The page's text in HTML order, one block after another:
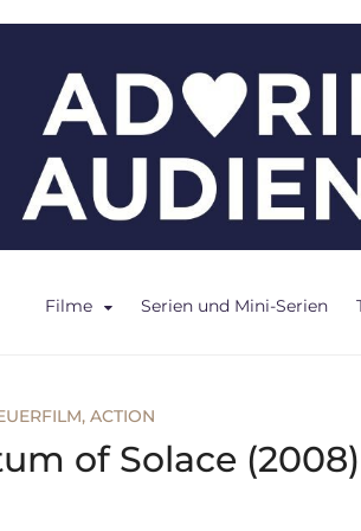
Filme Serien und Mini-Serien
, ACTION
of Solace (2008)